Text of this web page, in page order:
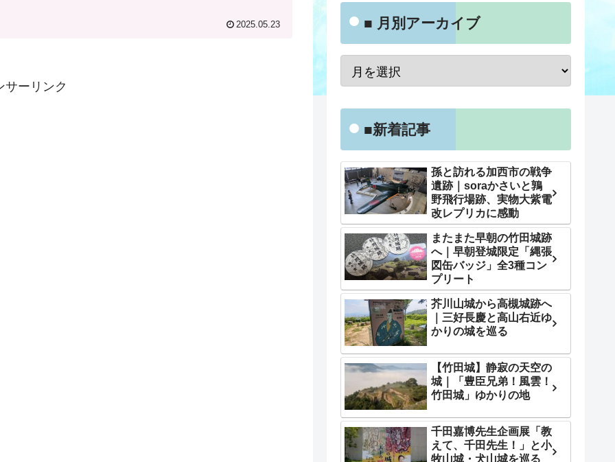
2025.05.23
サーリンク
■ 月別アーカイブ
■新着記事
孫と訪れる加西市の戦争
遺跡｜soraかさいと鶉
野飛行場跡、実物大紫電
改レプリカに感動
またまた早朝の竹田城跡
へ｜早朝登城限定「縄張
図缶バッジ」全3種コン
プリート
芥川山城から高槻城跡へ
｜三好長慶と高山右近ゆ
かりの城を巡る
【竹田城】静寂の天空の
城｜「豊臣兄弟！風雲！
竹田城」ゆかりの地
千田嘉博先生企画展「教
えて、千田先生！」と小
牧山城・犬山城を巡る